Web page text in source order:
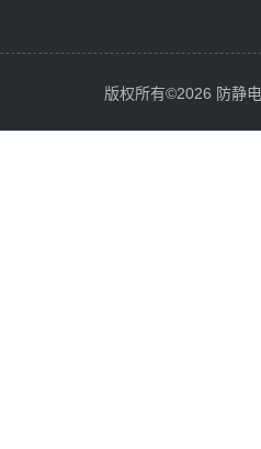
版权所有©2026 防静